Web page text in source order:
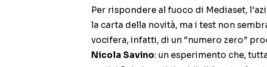
Per rispondere al fuoco di Mediaset,
la carta della novità, ma i test non
vocifera, infatti, di un “numero zero”
Nicola Savino: un esperimento che,